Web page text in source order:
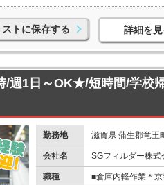
トに保存する 詳細を見
/週1日～OK★/短時間/学校
勤務地 滋賀県 蒲生郡竜王
会社名 SGフィルダー株式
職種 ■倉庫内軽作業＊